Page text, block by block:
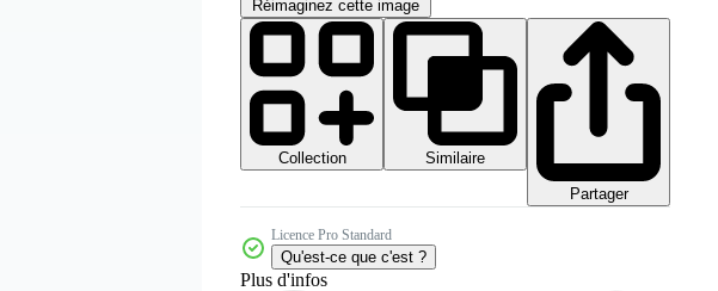
Réimaginez cette image
Collection
Similaire
Partager
Licence Pro Standard
Qu'est-ce que c'est ?
Plus d'infos